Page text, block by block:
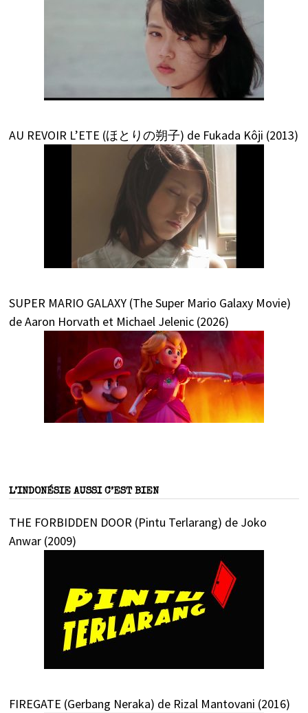
AU REVOIR L’ETE (ほとりの朔子) de Fukada Kôji (2013)
SUPER MARIO GALAXY (The Super Mario Galaxy Movie)
de Aaron Horvath et Michael Jelenic (2026)
L’INDONÉSIE AUSSI C’EST BIEN
THE FORBIDDEN DOOR (Pintu Terlarang) de Joko
Anwar (2009)
FIREGATE (Gerbang Neraka) de Rizal Mantovani (2016)